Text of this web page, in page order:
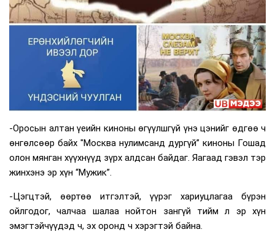
-Оросын алтан үеийн киноны өгүүлшгүй үнэ цэнийг өдгөө ч
өнгөлсөөр байх "Москва нулимсанд дургүй” киноны Гошад
олон мянган хүүхнүүд зүрх алдсан байдаг. Яагаад гэвэл тэр
жинхэнэ эр хүн “Мужик”.
-Цэгцтэй, өөртөө итгэлтэй, үүрэг хариуцлагаа бүрэн
ойлгодог, чалчаа шалаа нойтон зангүй тийм л эр хүн
эмэгтэйчүүдэд ч, эх оронд ч хэрэгтэй байна.